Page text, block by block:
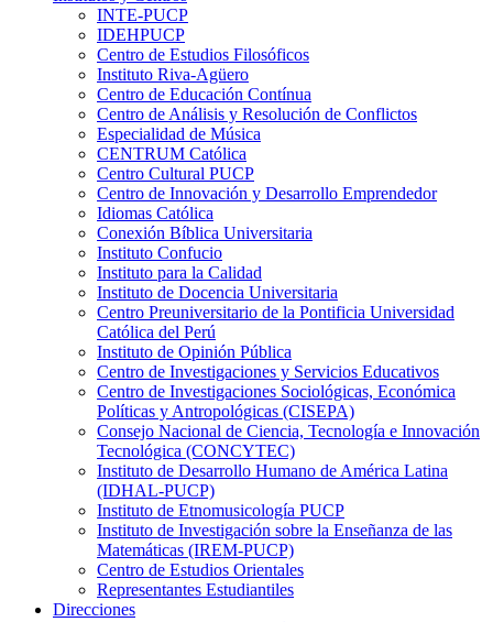
INTE-PUCP
IDEHPUCP
Centro de Estudios Filosóficos
Instituto Riva-Agüero
Centro de Educación Contínua
Centro de Análisis y Resolución de Conflictos
Especialidad de Música
CENTRUM Católica
Centro Cultural PUCP
Centro de Innovación y Desarrollo Emprendedor
Idiomas Católica
Conexión Bíblica Universitaria
Instituto Confucio
Instituto para la Calidad
Instituto de Docencia Universitaria
Centro Preuniversitario de la Pontificia Universidad
Católica del Perú
Instituto de Opinión Pública
Centro de Investigaciones y Servicios Educativos
Centro de Investigaciones Sociológicas, Económica
Políticas y Antropológicas (CISEPA)
Consejo Nacional de Ciencia, Tecnología e Innovación
Tecnológica (CONCYTEC)
Instituto de Desarrollo Humano de América Latina
(IDHAL-PUCP)
Instituto de Etnomusicología PUCP
Instituto de Investigación sobre la Enseñanza de las
Matemáticas (IREM-PUCP)
Centro de Estudios Orientales
Representantes Estudiantiles
Direcciones